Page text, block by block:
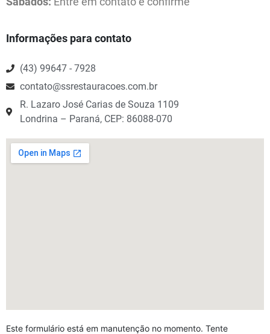
Informações para contato
(43) 99647 - 7928
contato@ssrestauracoes.com.br
R. Lazaro José Carias de Souza 1109
Londrina – Paraná, CEP: 86088-070
Este formulário está em manutenção no momento. Tente